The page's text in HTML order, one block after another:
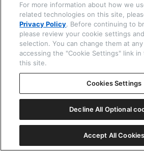
通知を受け取れる範囲について
通
次は
通知の振動を確認する
For more information about how we
related technologies on this site,
Privacy Policy. Before continuing to
please review your cookie settings
selection. You can change them at
accessing the "Cookie Settings" link
this site.
Cookies Settings
Decline All Optional
Accept All Cookies